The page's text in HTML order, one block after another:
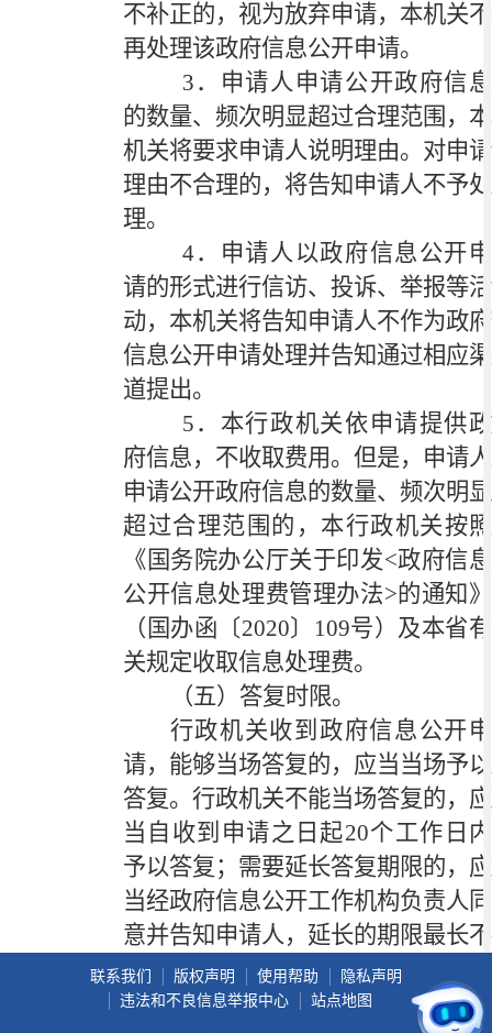
不补正的，视为放弃申请，本机关不
再处理该政府信息公开申请。
3．申请人申请公开政府信息
的数量、频次明显超过合理范围，本
机关将要求申请人说明理由。对申请
理由不合理的，将告知申请人不予处
理。
4．申请人以政府信息公开申
请的形式进行信访、投诉、举报等活
动，本机关将告知申请人不作为政府
信息公开申请处理并告知通过相应渠
道提出。
5．本行政机关依申请提供政
府信息，不收取费用。但是，申请人
申请公开政府信息的数量、频次明显
超过合理范围的，本行政机关按照
《国务院办公厅关于印发<政府信息
公开信息处理费管理办法>的通知》
（国办函〔2020〕109号）及本省有
关规定收取信息处理费。
（五）答复时限。
行政机关收到政府信息公开申
请，能够当场答复的，应当当场予以
答复。行政机关不能当场答复的，应
当自收到申请之日起20个工作日内
予以答复；需要延长答复期限的，应
当经政府信息公开工作机构负责人同
意并告知申请人，延长的期限最长不
得超过20个工作日。行政机关征求
第三方和其他机关意见所需时间不计
联系我们 版权声明 使用帮助
隐私声明
违法和不良信息举报中心
站点地图